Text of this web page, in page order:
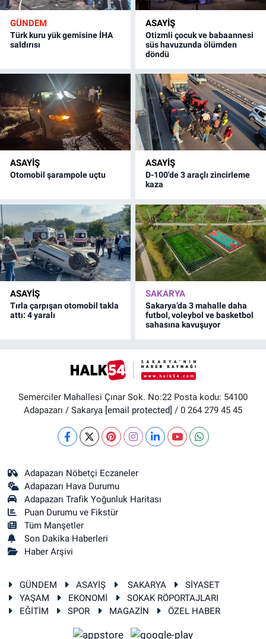
GÜNDEM
Türk kuru yük gemisine İHA
saldırısı
ASAYİŞ
Otizmli çocuk ve babaannesi
süs havuzunda ölümden
döndü
ASAYİŞ
Otomobil şarampole uçtu
ASAYİŞ
D-100'de 3 araçlı zincirleme
kaza
ASAYİŞ
Tırla çarpışan otomobil takla
attı: 4 yaralı
SAKARYA
Sakarya’da 3 mahalle daha
futbol, voleybol ve basketbol
sahasına kavuşuyor
Semerciler Mahallesi Çınar Sok. No:22 Posta kodu: 54100
Adapazarı / Sakarya [email protected] / 0 264 279 45 45
Adapazarı Nöbetçi Eczaneler
Adapazarı Hava Durumu
Adapazarı Trafik Yoğunluk Haritası
Puan Durumu ve Fikstür
Tüm Manşetler
Son Dakika Haberleri
Haber Arşivi
GÜNDEM ASAYİŞ SAKARYA
SİYASET
YAŞAM
EKONOMİ
SOKAK RÖPORTAJLARI
EĞİTİM
SPOR MAGAZİN ÖZEL HABER